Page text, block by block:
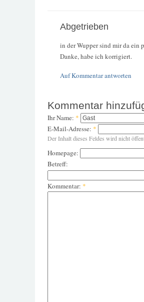
Abgetrieben
in der Wupper sind mir da ein
Danke, habe ich korrigiert.
Auf Kommentar antworten
Kommentar
Ihr Name: *
E-Mail-Adresse: *
Der Inhalt dieses Feldes wird nicht
Homepage:
Betreff:
Kommentar: *